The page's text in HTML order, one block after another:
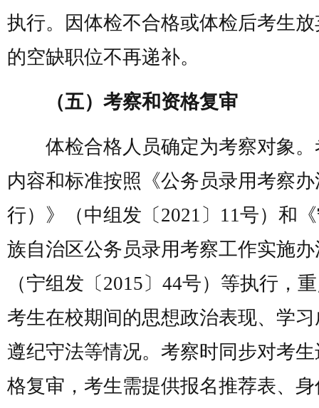
执行。因体检不合格或体检后考生
的空缺职位不再递补。
（五）考察和资格复审
体检合格人员确定为考察对象。
内容和标准按照《公务员录用考察
行）》（中组发〔2021〕11号）和
族自治区公务员录用考察工作实施
（宁组发〔2015〕44号）等执行，
考生在校期间的思想政治表现、学
遵纪守法等情况。考察时同步对考
格复审，考生需提供报名推荐表、